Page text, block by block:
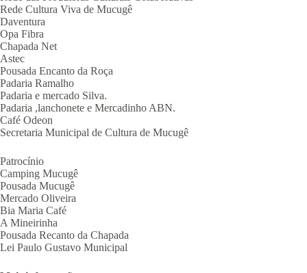
Rede Cultura Viva de Mucugê
Daventura
Opa Fibra
Chapada Net
Astec
Pousada Encanto da Roça
Padaria Ramalho
Padaria e mercado Silva.
Padaria ,lanchonete e Mercadinho ABN.
Café Odeon
Secretaria Municipal de Cultura de Mucugê
Patrocínio
Camping Mucugê
Pousada Mucugê
Mercado Oliveira
Bia Maria Café
A Mineirinha
Pousada Recanto da Chapada
Lei Paulo Gustavo Municipal